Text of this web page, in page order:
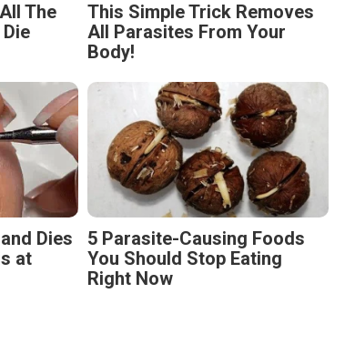
The
This Simple Trick Removes
All Parasites From Your
Body!
Dies
at
5 Parasite-Causing Foods
You Should Stop Eating
Right Now